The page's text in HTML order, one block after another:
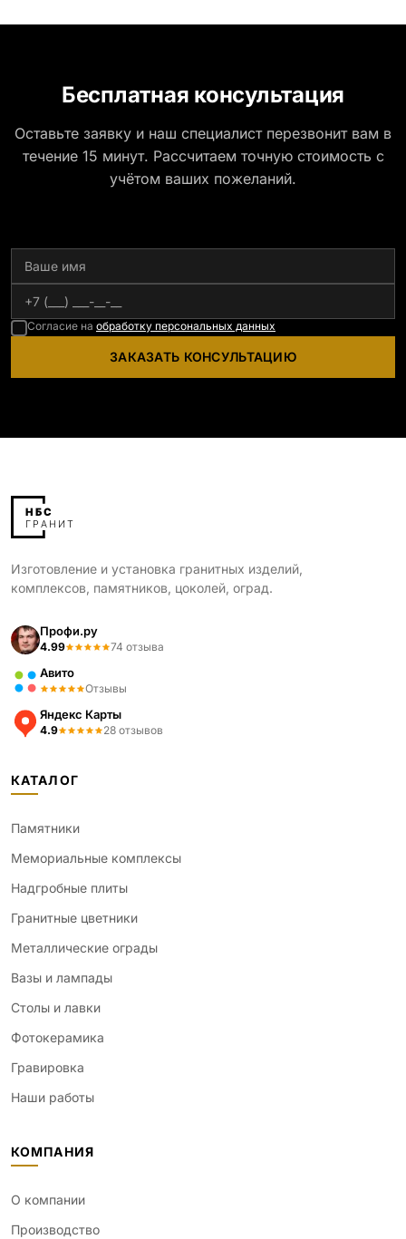
Бесплатная консультация
Оставьте заявку и наш специалист перезвонит вам в
течение 15 минут. Рассчитаем точную стоимость с
учётом ваших пожеланий.
Согласие на обработку персональных данных
ЗАКАЗАТЬ КОНСУЛЬТАЦИЮ
Изготовление и установка гранитных изделий,
комплексов, памятников, цоколей, оград.
Профи.ру
4.99 74 отзыва
Авито
Отзывы
Яндекс Карты
4.9 28 отзывов
КАТАЛОГ
Памятники
Мемориальные комплексы
Надгробные плиты
Гранитные цветники
Металлические ограды
Вазы и лампады
Столы и лавки
Фотокерамика
Гравировка
Наши работы
КОМПАНИЯ
О компании
Производство